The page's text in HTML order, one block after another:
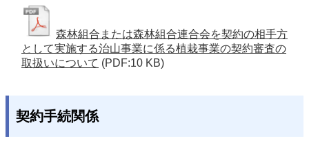
森林組合または森林組合連合会を契約の相手方
として実施する治山事業に係る植栽事業の契約審査の
取扱いについて (PDF:10 KB)
契約手続関係